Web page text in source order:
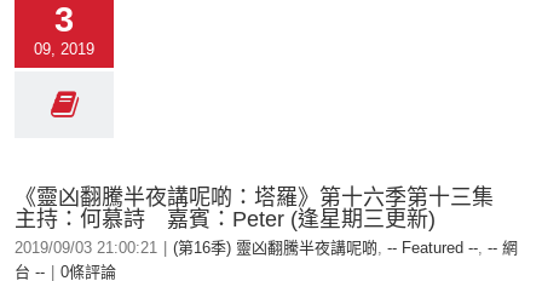
3
09, 2019
《靈凶翻騰半夜講呢啲：塔羅》第十六季第十三集
主持：何慕詩 嘉賓：Peter (逢星期三更新)
2019/09/03 21:00:21 (第16季) 靈凶翻騰半夜講呢啲, -- Featured --, -- 網
台 --
0條評論